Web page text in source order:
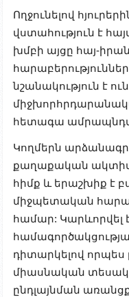
Ողջունելով
վստահություն է
խմբի այցը հայ-
նշանակություն է
հետագա
Կողմերն
քաղաքական ակտիվ
հիմք և երաշխիք է
միջպետական
համար:
դիտարկելով
միասնական
ընդլայնման